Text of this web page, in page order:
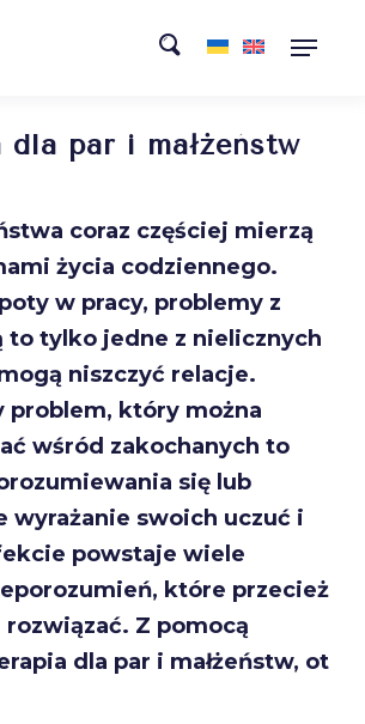
dla par i małżeństw
coraz częściej mierzą
życia codziennego.
w pracy, problemy z
to tylko jedne z nielicznych
niszczyć relacje.
problem, który można
wśród zakochanych to
się lub
wyrażanie swoich uczuć i
powstaje wiele
które przecież
rozwiązać. Z pomocą
dla par i małżeństw, ot